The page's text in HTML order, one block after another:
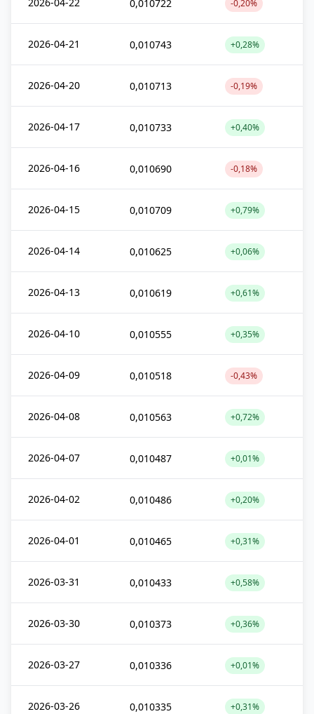
0,010722 -0,20%
2026-04-21 0,010743 +0,28%
2026-04-20 0,010713 -0,19%
2026-04-17 0,010733 +0,40%
2026-04-16 0,010690 -0,18%
2026-04-15 0,010709 +0,79%
2026-04-14 0,010625 +0,06%
2026-04-13 0,010619 +0,61%
2026-04-10 0,010555 +0,35%
2026-04-09 0,010518 -0,43%
2026-04-08 0,010563 +0,72%
2026-04-07 0,010487 +0,01%
2026-04-02 0,010486 +0,20%
2026-04-01 0,010465 +0,31%
2026-03-31 0,010433 +0,58%
2026-03-30 0,010373 +0,36%
2026-03-27 0,010336 +0,01%
2026-03-26 0,010335 +0,31%